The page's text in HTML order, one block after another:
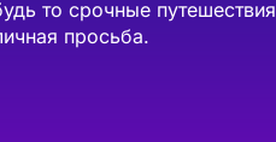
то срочные путешествия
просьба.